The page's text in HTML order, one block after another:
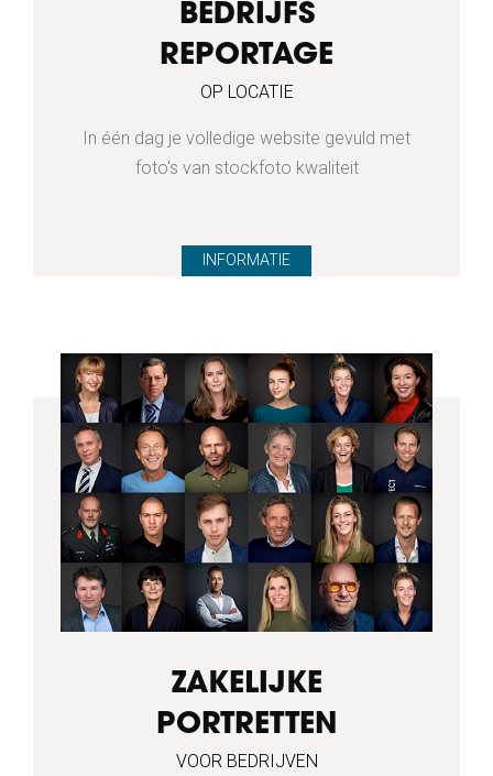
BEDRIJFS
REPORTAGE
OP LOCATIE
In één dag je volledige website gevuld met
foto's van stockfoto kwaliteit
INFORMATIE
ZAKELIJKE
PORTRETTEN
VOOR BEDRIJVEN